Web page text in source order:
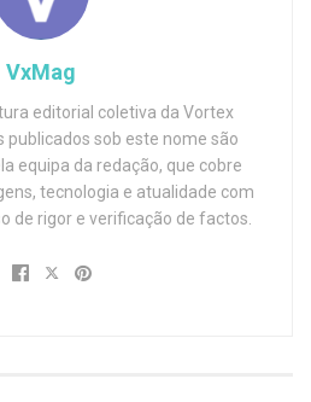
VxMag
editorial coletiva da Vortex
publicados sob este nome são
equipa da redação, que cobre
tecnologia e atualidade com
de rigor e verificação de factos.